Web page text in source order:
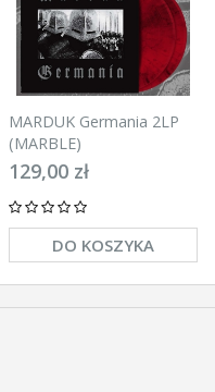
MARDUK Germania 2LP
(MARBLE)
129,00 zł
DO KOSZYKA